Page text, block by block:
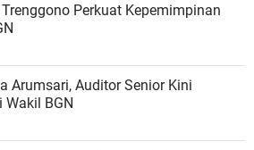
Perkuat Kepemimpinan
Arumsari, Auditor Senior Kini
Wakil BGN